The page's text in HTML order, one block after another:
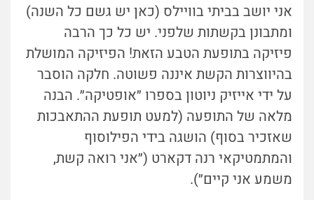
אני יושב בביתי בוויילס (כאן יש גשם כל השנה)
ומתבונן בקשתות שלפני. יש כל כך הרבה
פיזיקה בתופעת הטבע הזאת! הפיזיקה המושלת
בהיווצרות הקשת איננה פשוטה. חלקה הוסבר
על ידי אייזיק ניוטון בספרו ״אופטיקה״. הבנה
מלאה של התופעה (למעט תופעת ההתאבכות
שאזכיר בסוף) הושגה בידי הפילוסוף
והמתמטיקאי רנה דקארט (״אני רואה קשת,
משמע אני קיים״).